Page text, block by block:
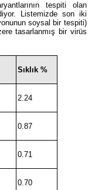
tespiti olan
Listemizde son iki
soysal bir tespiti)
tasarlanmış bir virüs
Sıklık %
2.24
0.87
0.71
0.70